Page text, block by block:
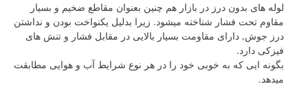
لوله های بدون درز در بازار هم چنین بعنوان مقاطع ضخیم و بسیار
مقاوم تحت فشار شناخته میشود. زیرا بدلیل یکنواخت بودن و نداشتن
درز جوش, دارای مقاومت بسیار بالایی در مقابل فشار و تنش های
فیزکی دارد.
بگونه ایی که به خوبی خود را در هر نوع شرایط آب و هوایی مطابقت
میدهد.